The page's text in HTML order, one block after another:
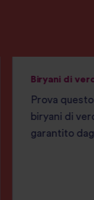
Biryani di
Prova
biryani di
garantito